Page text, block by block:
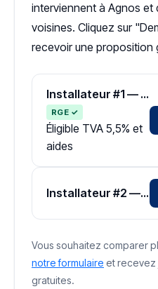
interviennent à Agnos et
voisines. Cliquez sur
recevoir une proposition
Installateur #1 — Zone Pyrénées-Atlantiques
RGE ✓
Éligible TVA 5,5% et
aides
Installateur #2 — Zone Pyrénées-Atlantiques
Vous souhaitez comparer
notre formulaire et recevez
gratuites.